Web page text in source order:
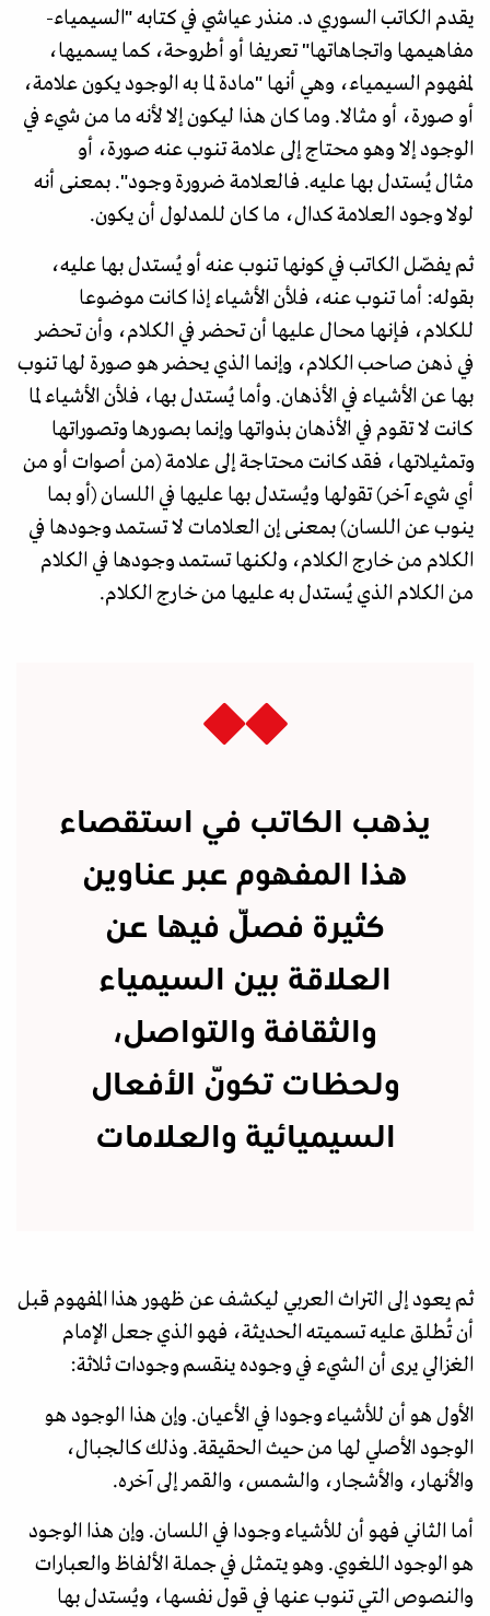
يقدم الكاتب السوري د. منذر عياشي في كتابه "السيمياء-
مفاهيمها واتجاهاتها" تعريفا أو أطروحة، كما يسميها،
لمفهوم السيمياء، وهي أنها "مادة لما به الوجود يكون علامة،
أو صورة، أو مثالا. وما كان هذا ليكون إلا لأنه ما من شيء في
الوجود إلا وهو محتاج إلى علامة تنوب عنه صورة، أو
مثال يُستدل بها عليه. فالعلامة ضرورة وجود". بمعنى أنه
لولا وجود العلامة كدال، ما كان للمدلول أن يكون.
ثم يفصّل الكاتب في كونها تنوب عنه أو يُستدل بها عليه،
بقوله: أما تنوب عنه، فلأن الأشياء إذا كانت موضوعا
للكلام، فإنها محال عليها أن تحضر في الكلام، وأن تحضر
في ذهن صاحب الكلام، وإنما الذي يحضر هو صورة لها تنوب
بها عن الأشياء في الأذهان. وأما يُستدل بها، فلأن الأشياء لما
كانت لا تقوم في الأذهان بذواتها وإنما بصورها وتصوراتها
وتمثيلاتها، فقد كانت محتاجة إلى علامة (من أصوات أو من
أي شيء آخر) تقولها ويُستدل بها عليها في اللسان (أو بما
ينوب عن اللسان) بمعنى إن العلامات لا تستمد وجودها في
الكلام من خارج الكلام، ولكنها تستمد وجودها في الكلام
من الكلام الذي يُستدل به عليها من خارج الكلام.
يذهب الكاتب في استقصاء
هذا المفهوم عبر عناوين
كثيرة فصّل فيها عن
العلاقة بين السيمياء
والثقافة والتواصل،
ولحظات تكوّن الأفعال
السيميائية والعلامات
ثم يعود إلى التراث العربي ليكشف عن ظهور هذا المفهوم قبل
أن تُطلق عليه تسميته الحديثة، فهو الذي جعل الإمام
الغزالي يرى أن الشيء في وجوده ينقسم وجودات ثلاثة:
الأول هو أن للأشياء وجودا في الأعيان. وإن هذا الوجود هو
الوجود الأصلي لها من حيث الحقيقة. وذلك كالجبال،
والأنهار، والأشجار، والشمس، والقمر إلى آخره.
أما الثاني فهو أن للأشياء وجودا في اللسان. وإن هذا الوجود
هو الوجود اللغوي. وهو يتمثل في جملة الألفاظ والعبارات
والنصوص التي تنوب عنها في قول نفسها، ويُستدل بها